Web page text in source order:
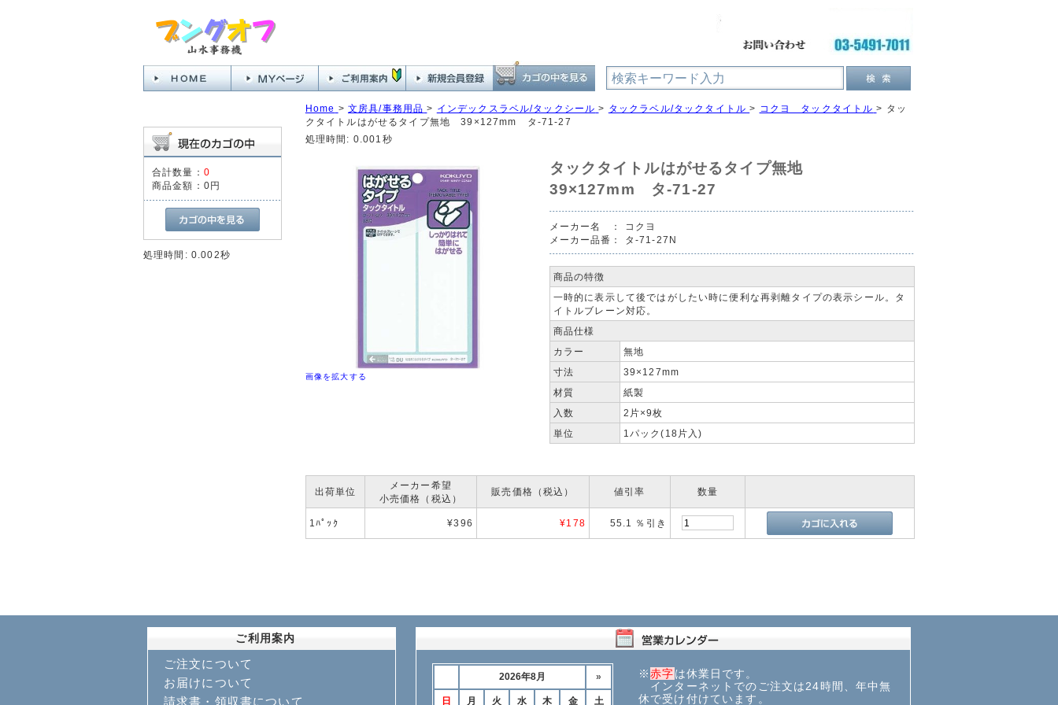
合計数量： 0
商品金額： 0円
処理時間: 0.002秒
Home > 文房具/事務用品 > インデックスラベル/タックシール > タックラベル/タックタイトル > コクヨ タックタイトル > タッ
クタイトルはがせるタイプ無地 39×127mm タ-71-27
処理時間: 0.001秒
画像を拡大する
タックタイトルはがせるタイプ無地
39×127mm タ-71-27
メーカー名 ：
コクヨ
メーカー品番：
タ-71-27N
商品の特徴
一時的に表示して後ではがしたい時に便利な再剥離タイプの表示シール。タ
イトルブレーン対応。
商品仕様
カラー
無地
寸法
39×127mm
材質
紙製
入数
2片×9枚
単位
1パック(18片入)
出荷単位
メーカー希望
小売価格（税込）
販売価格（税込） 値引率 数量
1ﾊﾟｯｸ ¥396 ¥178 55.1 ％引き
ご利用案内
ご注文について
お届けについて
請求書・領収書について
※赤字は休業日です。
インターネットでのご注文は24時間、年中無
休で受け付けています。